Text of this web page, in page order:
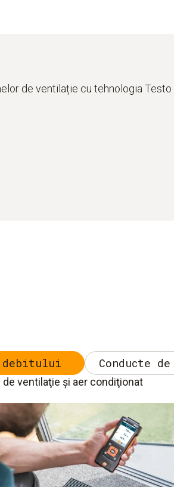
de ventilație cu tehnologia Testo
debitului Conducte
ventilaţie şi aer condiţionat